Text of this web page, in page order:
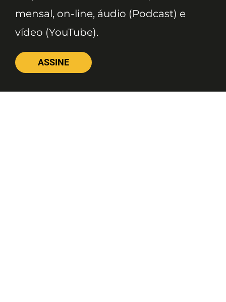
mensal, on-line, áudio (Podcast) e
vídeo (YouTube).
ASSINE